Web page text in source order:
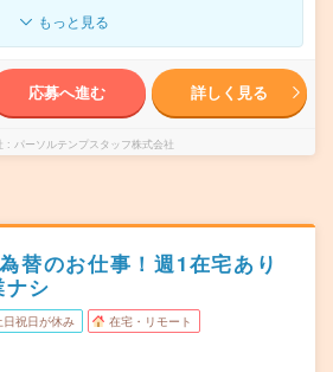
もっと見る
応募へ進む 詳しく見る
パーソルテンプスタッフ株式会社
替のお仕事！週1在宅あり
シ
日祝日が休み 在宅・リモート